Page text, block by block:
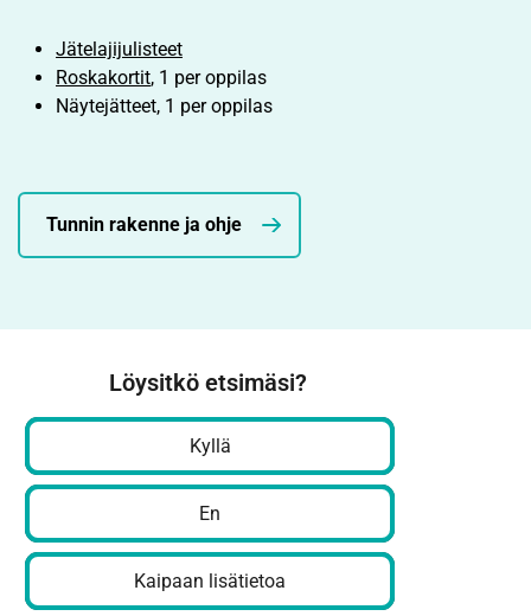
Jätelajijulisteet
Roskakortit, 1 per oppilas
Näytejätteet, 1 per oppilas
Tunnin rakenne ja ohje
Löysitkö etsimäsi?
Kyllä
En
Kaipaan lisätietoa